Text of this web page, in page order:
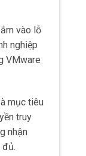
vào lỗ
nghiệp
VMware
mục tiêu
truy
nhận